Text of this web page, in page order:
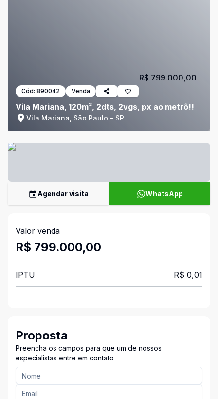
Cód: 890042 Venda
Vila Mariana, 120m², 2dts, 2vgs, px ao metrô!!
Vila Mariana, São Paulo - SP
R$ 799.000,00
Agendar visita WhatsApp
Valor venda
R$ 799.000,00
IPTU R$ 0,01
Proposta
Preencha os campos para que um de nossos
especialistas entre em contato